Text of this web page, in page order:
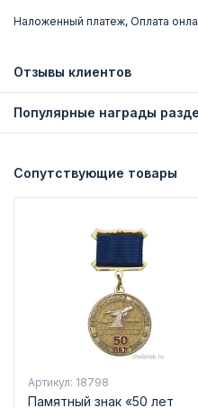
Наложенный платеж, Оплата
Отзывы клиентов
Популярные награды
Сопутствующие товары
Артикул: 18798
Памятный знак «50 лет